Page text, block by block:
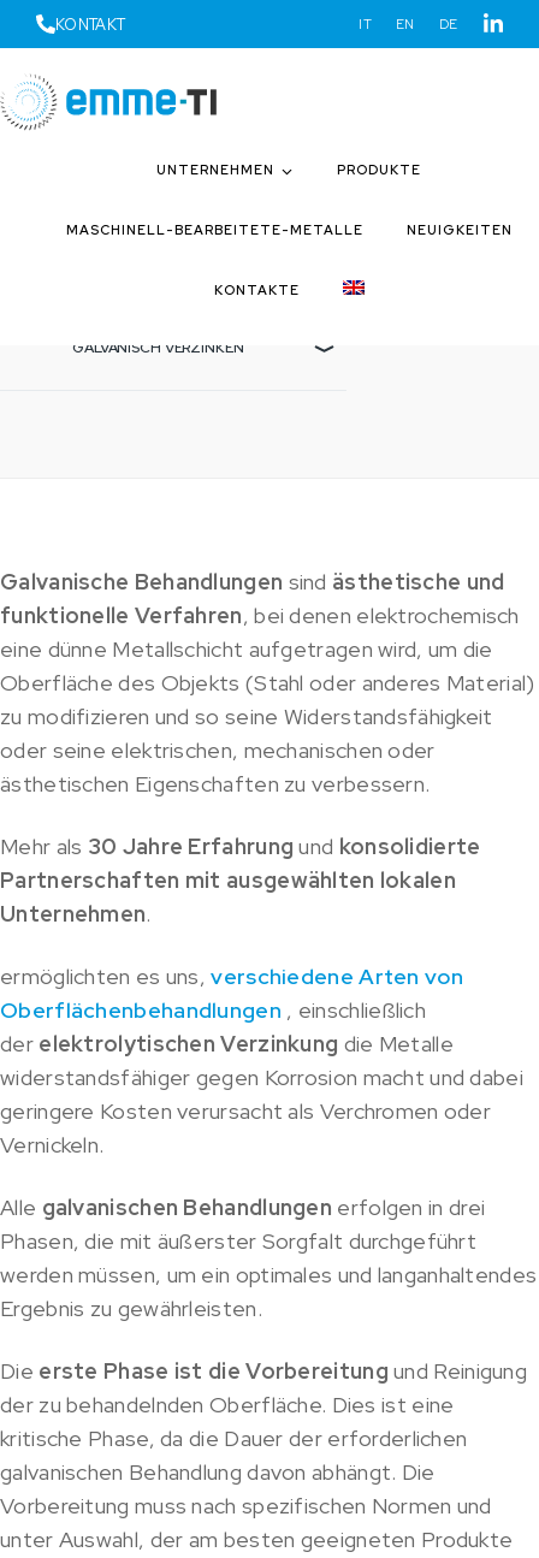
KONTAKT IT EN DE
UNTERNEHMEN PRODUKTE
MASCHINELL-BEARBEITETE-METALLE NEUIGKEITEN
KONTAKTE
Torna a lavorazioni
Galvanisch Verzinken
GALVANISCH VERZINKEN
Galvanische Behandlungen sind ästhetische und
funktionelle Verfahren, bei denen elektrochemisch
eine dünne Metallschicht aufgetragen wird, um die
Oberfläche des Objekts (Stahl oder anderes Material)
zu modifizieren und so seine Widerstandsfähigkeit
oder seine elektrischen, mechanischen oder
ästhetischen Eigenschaften zu verbessern.
Mehr als 30 Jahre Erfahrung und konsolidierte
Partnerschaften mit ausgewählten lokalen
Unternehmen.
ermöglichten es uns,verschiedene Arten von
Oberflächenbehandlungen , einschließlich
der elektrolytischen Verzinkung die Metalle
widerstandsfähiger gegen Korrosion macht und dabei
geringere Kosten verursacht als Verchromen oder
Vernickeln.
Alle galvanischen Behandlungen erfolgen in drei
Phasen, die mit äußerster Sorgfalt durchgeführt
werden müssen, um ein optimales und langanhaltendes
Ergebnis zu gewährleisten.
Die erste Phase ist die Vorbereitung und Reinigung
der zu behandelnden Oberfläche. Dies ist eine
kritische Phase, da die Dauer der erforderlichen
galvanischen Behandlung davon abhängt. Die
Vorbereitung muss nach spezifischen Normen und
unter Auswahl, der am besten geeigneten Produkte